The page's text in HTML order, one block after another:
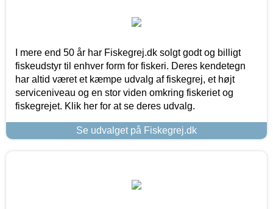
I mere end 50 år har Fiskegrej.dk solgt godt og billigt
fiskeudstyr til enhver form for fiskeri. Deres kendetegn
har altid været et kæmpe udvalg af fiskegrej, et højt
serviceniveau og en stor viden omkring fiskeriet og
fiskegrejet. Klik her for at se deres udvalg.
Se udvalget på Fiskegrej.dk